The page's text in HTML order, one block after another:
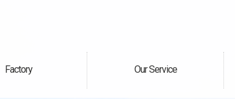
Factory
自社工場 Our Service
サービス案内